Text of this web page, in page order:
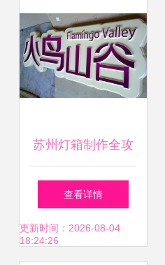
苏州灯箱制作全攻
略 户外灯箱、超薄
灯箱及广告制作的
查看详情
更新时间：2026-08-04
18:24:26